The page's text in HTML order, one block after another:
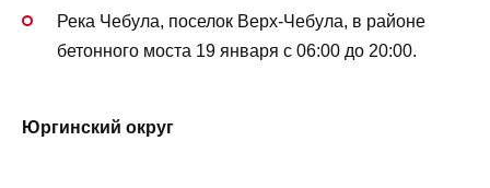
Река Чебула, поселок Верх-Чебула, в районе
бетонного моста 19 января с 06:00 до 20:00.
Юргинский округ